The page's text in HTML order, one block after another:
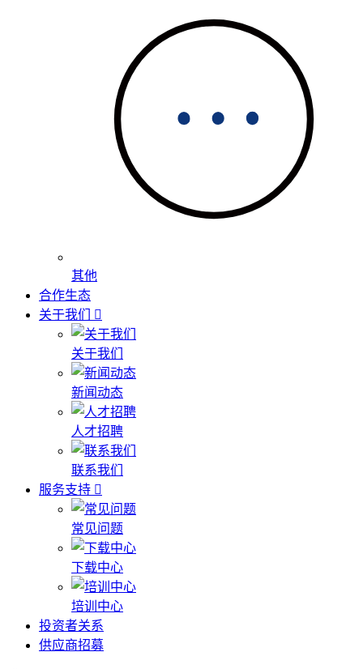
其他
合作生态
关于我们
关于我们
新闻动态
人才招聘
联系我们
服务支持
常见问题
下载中心
培训中心
投资者关系
供应商招募